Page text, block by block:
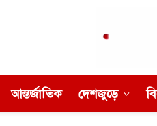
আন্তর্জাতিক দেশজুড়ে